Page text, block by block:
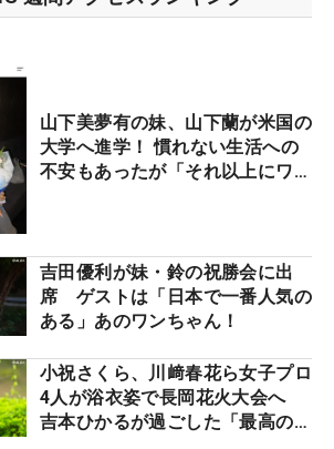
山下美夢有の妹、山下蘭が米国の
大学へ進学！ 慣れない生活への
不安もあったが「それ以上にワク
吉田優利が妹・鈴の祝勝会に出
席 ゲストは「日本で一番人気の
ある」あのワンちゃん！
小祝さくら、川﨑春花ら女子プロ
4人が浴衣姿で長岡花火大会へ
吉本ひかるが過ごした「最高の夏